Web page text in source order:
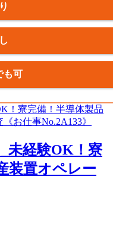
も可
未経験OK！寮
装置オペレー